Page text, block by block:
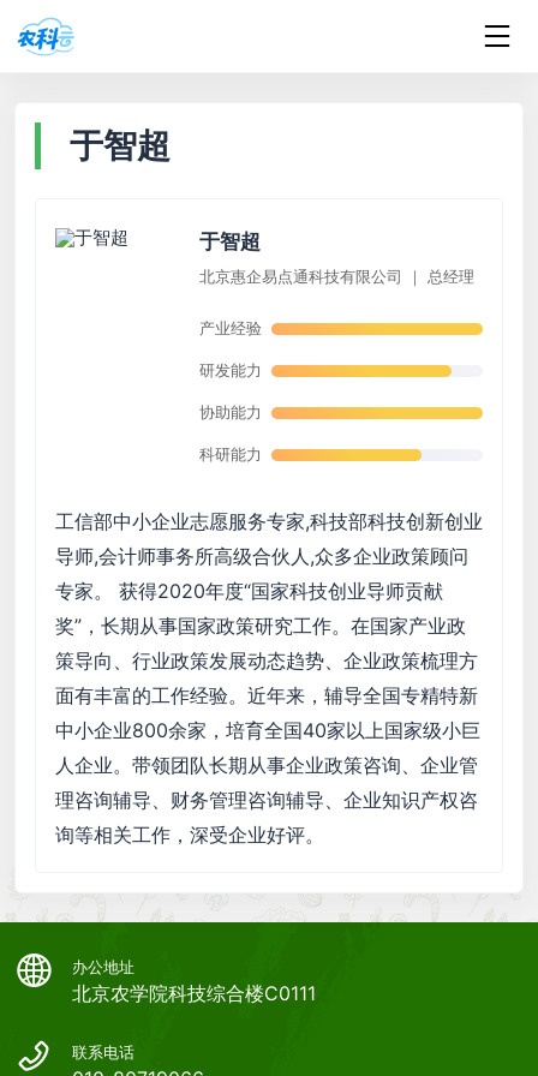
于智超
于智超
北京惠企易点通科技有限公司 ｜ 总经理
产业经验
研发能力
协助能力
科研能力
工信部中小企业志愿服务专家,科技部科技创新创业
导师,会计师事务所高级合伙人,众多企业政策顾问
专家。 获得2020年度“国家科技创业导师贡献
奖”，长期从事国家政策研究工作。在国家产业政
策导向、行业政策发展动态趋势、企业政策梳理方
面有丰富的工作经验。近年来，辅导全国专精特新
中小企业800余家，培育全国40家以上国家级小巨
人企业。带领团队长期从事企业政策咨询、企业管
理咨询辅导、财务管理咨询辅导、企业知识产权咨
询等相关工作，深受企业好评。
办公地址
北京农学院科技综合楼C0111
联系电话